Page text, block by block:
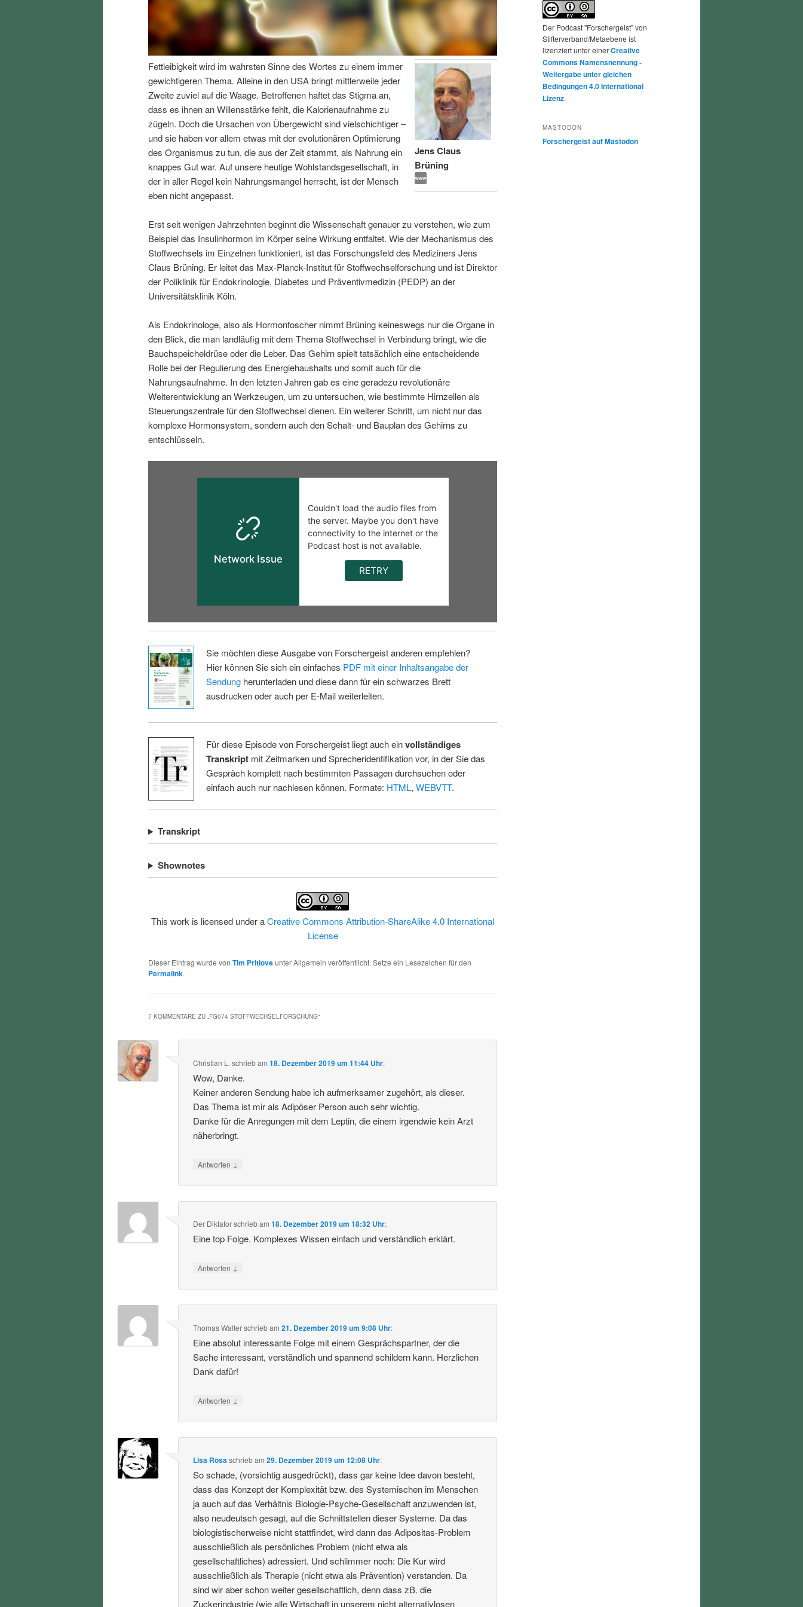
n
t
s
p
r
i
g
e
n
n
h
a
l
t
s
p
i
n
g
e
Jens Claus
Brüning
Fettleibigkeit wird im wahrsten Sinne des Wortes zu einem immer
gewichtigeren Thema. Alleine in den USA bringt mittlerweile jeder
Zweite zuviel auf die Waage. Betroffenen haftet das Stigma an,
dass es ihnen an Willensstärke fehlt, die Kalorienaufnahme zu
zügeln. Doch die Ursachen von Übergewicht sind vielschichtiger –
und sie haben vor allem etwas mit der evolutionären Optimierung
des Organismus zu tun, die aus der Zeit stammt, als Nahrung ein
knappes Gut war. Auf unsere heutige Wohlstandsgesellschaft, in
der in aller Regel kein Nahrungsmangel herrscht, ist der Mensch
eben nicht angepasst.
Erst seit wenigen Jahrzehnten beginnt die Wissenschaft genauer zu verstehen, wie zum
Beispiel das Insulinhormon im Körper seine Wirkung entfaltet. Wie der Mechanismus des
Stoffwechsels im Einzelnen funktioniert, ist das Forschungsfeld des Mediziners Jens
Claus Brüning. Er leitet das Max-Planck-Institut für Stoffwechselforschung und ist Direktor
der Poliklinik für Endokrinologie, Diabetes und Präventivmedizin (PEDP) an der
Universitätsklinik Köln.
Als Endokrinologe, also als Hormonfoscher nimmt Brüning keineswegs nur die Organe in
den Blick, die man landläufig mit dem Thema Stoffwechsel in Verbindung bringt, wie die
Bauchspeicheldrüse oder die Leber. Das Gehirn spielt tatsächlich eine entscheidende
Rolle bei der Regulierung des Energiehaushalts und somit auch für die
Nahrungsaufnahme. In den letzten Jahren gab es eine geradezu revolutionäre
Weiterentwicklung an Werkzeugen, um zu untersuchen, wie bestimmte Hirnzellen als
Steuerungszentrale für den Stoffwechsel dienen. Ein weiterer Schritt, um nicht nur das
komplexe Hormonsystem, sondern auch den Schalt- und Bauplan des Gehirns zu
entschlüsseln.
Sie möchten diese Ausgabe von Forschergeist anderen empfehlen?
Hier können Sie sich ein einfaches PDF mit einer Inhaltsangabe der
Sendungherunterladen und diese dann für ein schwarzes Brett
ausdrucken oder auch per E-Mail weiterleiten.
Für diese Episode von Forschergeist liegt auch einvollständiges
Transkriptmit Zeitmarken und Sprecheridentifikation vor, in der Sie das
Gespräch komplett nach bestimmten Passagen durchsuchen oder
einfach auch nur nachlesen können. Formate: HTML, WEBVTT.
Transkript
Shownotes
This work is licensed under aCreative Commons Attribution-ShareAlike 4.0 International
License
Dieser Eintrag wurde von Tim Pritloveunter Allgemein veröffentlicht. Setze ein Lesezeichen für den
Permalink.
7 KOMMENTARE ZU „FG074 STOFFWECHSELFORSCHUNG“
Christian L. schriebam18. Dezember 2019 um 11:44 Uhr:
Wow, Danke.
Keiner anderen Sendung habe ich aufmerksamer zugehört, als dieser.
Das Thema ist mir als Adipöser Person auch sehr wichtig.
Danke für die Anregungen mit dem Leptin, die einem irgendwie kein Arzt
näherbringt.
Antworten ↓
Der Diktatorschriebam18. Dezember 2019 um 18:32 Uhr:
Eine top Folge. Komplexes Wissen einfach und verständlich erklärt.
Antworten ↓
Thomas Walterschriebam21. Dezember 2019 um 9:08 Uhr:
Eine absolut interessante Folge mit einem Gesprächspartner, der die
Sache interessant, verständlich und spannend schildern kann. Herzlichen
Dank dafür!
Antworten ↓
Lisa Rosaschriebam29. Dezember 2019 um 12:08 Uhr:
So schade, (vorsichtig ausgedrückt), dass gar keine Idee davon besteht,
dass das Konzept der Komplexität bzw. des Systemischen im Menschen
ja auch auf das Verhältnis Biologie-Psyche-Gesellschaft anzuwenden ist,
also neudeutsch gesagt, auf die Schnittstellen dieser Systeme. Da das
biologistischerweise nicht stattfindet, wird dann das Adipositas-Problem
ausschließlich als persönliches Problem (nicht etwa als
gesellschaftliches) adressiert. Und schlimmer noch: Die Kur wird
ausschließlich als Therapie (nicht etwa als Prävention) verstanden. Da
sind wir aber schon weiter gesellschaftlich, denn dass zB. die
Zuckerindustrie (wie alle Wirtschaft in unserem nicht alternativlosen
Der Podcast "Forschergeist" von
Stifterverband/Metaebene ist
lizenziert unter einerCreative
Commons Namensnennung -
Weitergabe unter gleichen
Bedingungen 4.0 International
Lizenz.
MASTODON
Forschergeist auf Mastodon